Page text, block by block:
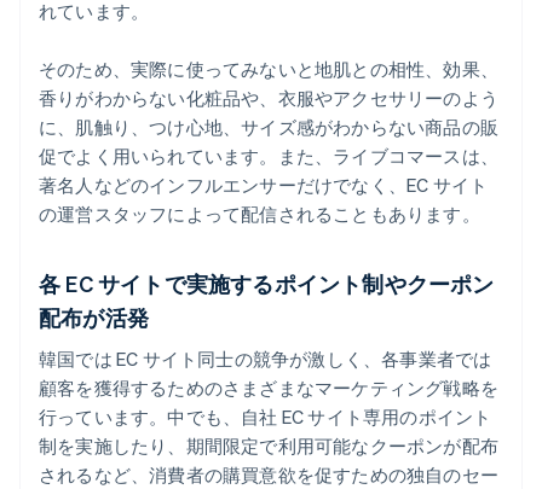
れています。
そのため、実際に使ってみないと地肌との相性、効果、
香りがわからない化粧品や、衣服やアクセサリーのよう
に、肌触り、つけ心地、サイズ感がわからない商品の販
促でよく用いられています。また、ライブコマースは、
著名人などのインフルエンサーだけでなく、EC サイト
の運営スタッフによって配信されることもあります。
各 EC サイトで実施するポイント制やクーポン
配布が活発
韓国では EC サイト同士の競争が激しく、各事業者では
顧客を獲得するためのさまざまなマーケティング戦略を
行っています。中でも、自社 EC サイト専用のポイント
制を実施したり、期間限定で利用可能なクーポンが配布
されるなど、消費者の購買意欲を促すための独自のセー